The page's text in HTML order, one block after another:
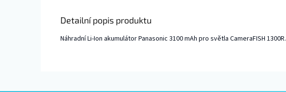
Detailní popis produktu
Náhradní Li-Ion akumulátorPanasonic 3100 mAh pro světla CameraFISH 1300R.